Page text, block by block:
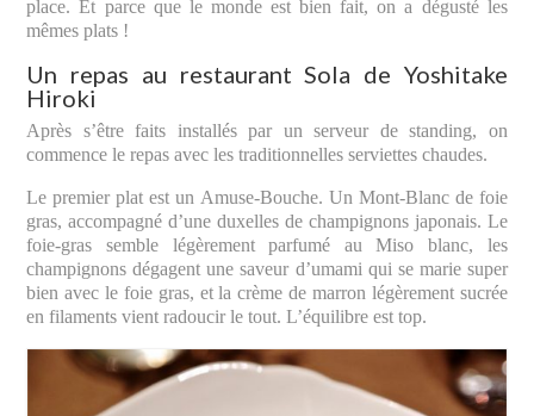
place. Et parce que le monde est bien fait, on a dégusté les
mêmes plats !
Un repas au restaurant Sola de Yoshitake
Hiroki
Après s’être faits installés par un serveur de standing, on
commence le repas avec les traditionnelles serviettes chaudes.
Le premier plat est un Amuse-Bouche. Un Mont-Blanc de foie
gras, accompagné d’une duxelles de champignons japonais. Le
foie-gras semble légèrement parfumé au Miso blanc, les
champignons dégagent une saveur d’umami qui se marie super
bien avec le foie gras, et la crème de marron légèrement sucrée
en filaments vient radoucir le tout. L’équilibre est top.